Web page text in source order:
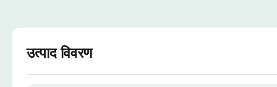
उत्पाद विवरण